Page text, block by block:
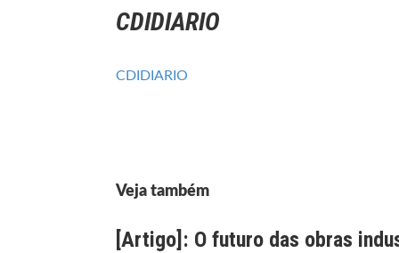
CDIDIARIO
CDIDIARIO
Veja também
[Artigo]: O futuro das obras